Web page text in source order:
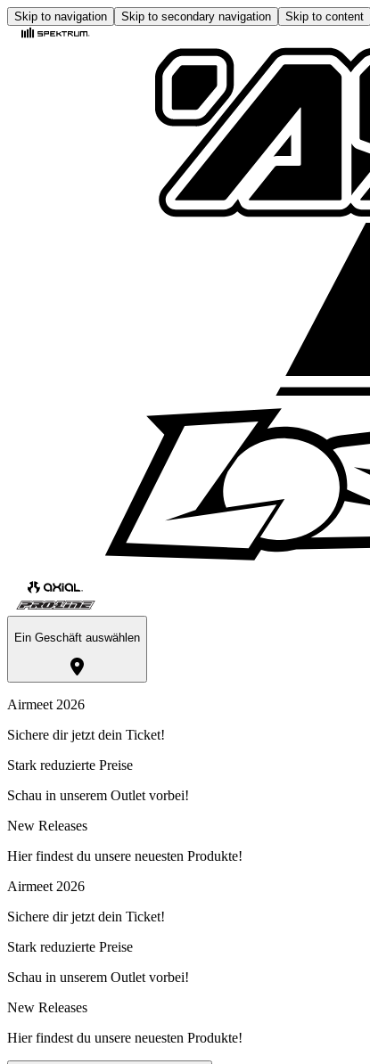
Skip to navigation Skip to secondary navigation Skip to content
Ein Geschäft auswählen
Airmeet 2026
Sichere dir jetzt dein Ticket!
Stark reduzierte Preise
Schau in unserem Outlet vorbei!
New Releases
Hier findest du unsere neuesten Produkte!
Airmeet 2026
Sichere dir jetzt dein Ticket!
Stark reduzierte Preise
Schau in unserem Outlet vorbei!
New Releases
Hier findest du unsere neuesten Produkte!